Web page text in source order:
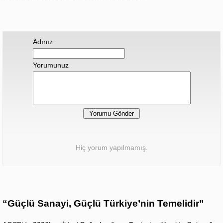
Adınız
Yorumunuz
Hiç yorum yapılmamış.
“Güçlü Sanayi, Güçlü Türkiye’nin Temelidir”